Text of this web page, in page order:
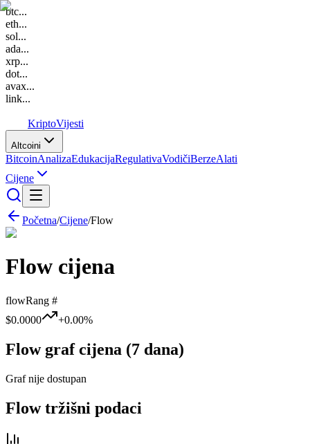
btc...
eth...
sol...
ada...
xrp...
dot...
avax...
link...
KriptoVijesti
Altcoini
BitcoinAnalizaEdukacijaRegulativaVodičiBerzeAlati
Cijene
Početna/Cijene/Flow
Flow cijena
flowRang #
$0.0000
+0.00%
Flowgraf cijena (7 dana)
Graf nije dostupan
Flowtržišni podaci